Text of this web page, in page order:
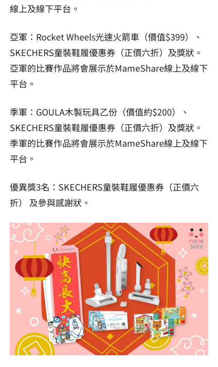
線上及線下平台。
亞軍：Rocket Wheels光速火箭車（價值$399）、
SKECHERS童裝鞋履優惠券（正價六折）及獎狀。
亞軍的比賽作品將會展示於MameShare線上及線下
平台。
季軍：GOULA木製玩具乙份（價值約$200）、
SKECHERS童裝鞋履優惠券（正價六折）及獎狀。
季軍的比賽作品將會展示於MameShare線上及線下
平台。
優異獎3名：SKECHERS童裝鞋履優惠券（正價六
折） 及參與感謝狀。